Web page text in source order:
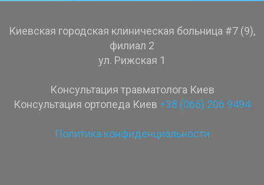
Киевская городская клиническая больница #7 (9),
филиал 2
ул. Рижская 1
Консультация травматолога Киев
Консультация ортопеда Киев +38 (066) 206 9494
Политика конфиденциальности